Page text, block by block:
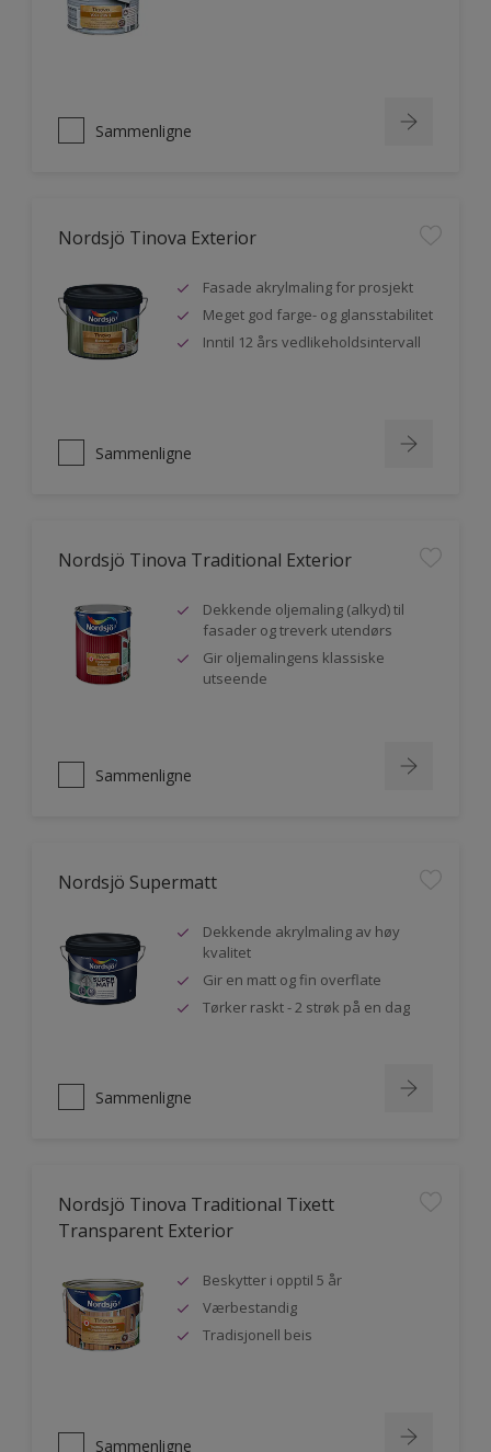
Sammenligne
Nordsjö Tinova Exterior
Fasade akrylmaling for prosjekt
Meget god farge- og glansstabilitet
Inntil 12 års vedlikeholdsintervall
Sammenligne
Nordsjö Tinova Traditional Exterior
Dekkende oljemaling (alkyd) til
fasader og treverk utendørs
Gir oljemalingens klassiske
utseende
Sammenligne
Nordsjö Supermatt
Dekkende akrylmaling av høy
kvalitet
Gir en matt og fin overflate
Tørker raskt - 2 strøk på en dag
Sammenligne
Nordsjö Tinova Traditional Tixett
Transparent Exterior
Beskytter i opptil 5 år
Værbestandig
Tradisjonell beis
Sammenligne